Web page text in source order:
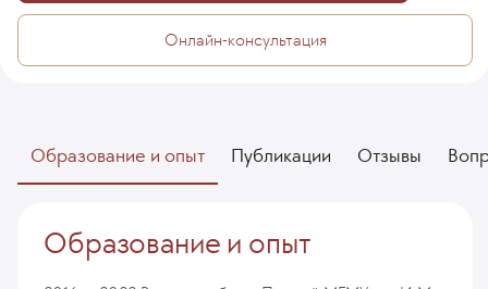
Онлайн-консультация
Образование и опыт Публикации Отзывы
Образование и опыт